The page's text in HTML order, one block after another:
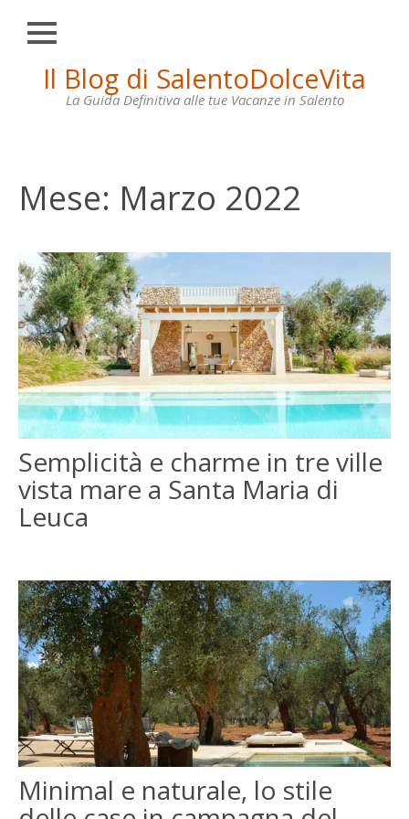
Il Blog di SalentoDolceVita
La Guida Definitiva alle tue Vacanze in Salento
Chiudi
HOME
OTRANTO
SANTA
LEUCA
VILLE
IN
AFFITTO
CONTATTI
FRANÇAIS
Mese: Marzo 2022
Semplicità e charme in tre ville
vista mare a Santa Maria di
Leuca
Minimal e naturale, lo stile